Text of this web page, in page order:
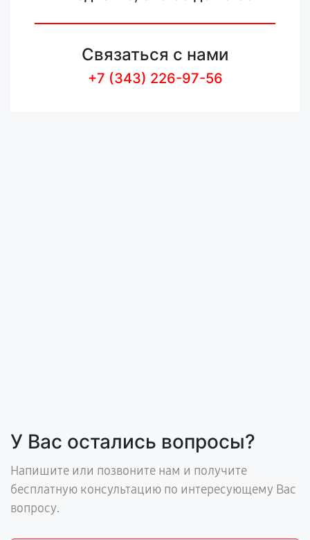
Связаться с нами
+7 (343) 226-97-56
У Вас остались вопросы?
Напишите или позвоните нам и получите
бесплатную консультацию по интересующему Вас
вопросу.